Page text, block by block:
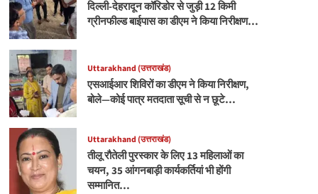
दिल्ली-देहरादून कॉरिडोर से जुड़ी 12 किमी
ग्रीनफील्ड बाईपास का डीएम ने किया निरीक्षण…
Uttarakhand (उत्तराखंड)
एसआईआर शिविरों का डीएम ने किया निरीक्षण,
बोले—कोई पात्र मतदाता सूची से न छूटे…
Uttarakhand (उत्तराखंड)
तीलू रौतेली पुरस्कार के लिए 13 महिलाओं का
चयन, 35 आंगनबाड़ी कार्यकर्तियां भी होंगी
सम्मानित…